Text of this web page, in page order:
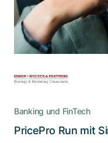
Banking und FinTech
PricePro Run mit